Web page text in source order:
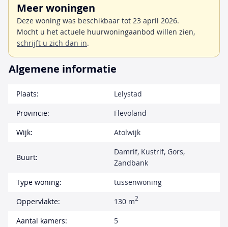
Meer woningen
Deze woning was beschikbaar tot 23 april 2026.
Mocht u het actuele huurwoningaanbod willen zien,
schrijft u zich dan in.
Algemene informatie
Plaats:
Lelystad
Provincie:
Flevoland
Wijk:
Atolwijk
Buurt:
Damrif, Kustrif, Gors,
Zandbank
Type woning:
tussenwoning
Oppervlakte:
130 m2
Aantal kamers:
5